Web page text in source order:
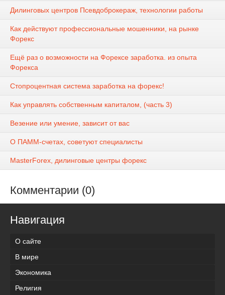
Дилинговых центров Псевдоброкераж, технологии работы
Как действуют профессиональные мошенники, на рынке
Форекс
Ещё раз о возможности на Форексе заработка. из опыта
Форекса
Стопроцентная система заработка на форекс!
Как управлять собственным капиталом, (часть 3)
Везение или умение, зависит от вас
О ПАММ-счетах, советуют специалисты
MasterForex, дилинговые центры форекс
Комментарии (0)
Навигация
О сайте
В мире
Экономика
Религия